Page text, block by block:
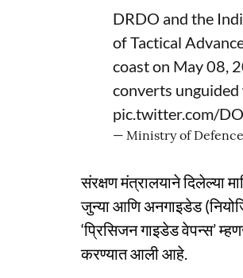
DRDO and the
of Tactical
coast on May 08,
converts
pic.twitter.com/
— Ministry of
संरक्षण मंत्रालयाने दिलेल्या
जुन्या आणि अनगाइडेड
‘प्रिसिजन गाइडेड वेपन्स’
करण्यात आली आहे.